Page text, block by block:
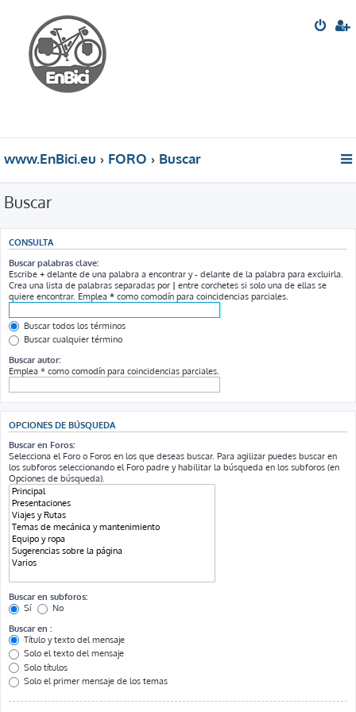
www.EnBici.eu FORO Buscar
Buscar
CONSULTA
Buscar palabras clave:
Escribe + delante de una palabra a encontrar y- delante de la palabra para excluirla.
Crea una lista de palabras separadas por | entre corchetes si solo una de ellas se
quiere encontrar. Emplea * como comodín para coincidencias parciales.
Buscar todos los términos
Buscar cualquier término
Buscar autor:
Emplea * como comodín para coincidencias parciales.
OPCIONES DE BÚSQUEDA
Buscar en Foros:
Selecciona el Foro o Foros en los que deseas buscar. Para agilizar puedes buscar en
los subforos seleccionando el Foro padre y habilitar la búsqueda en los subforos (en
Opciones de búsqueda).
Buscar en subforos:
Sí
No
Buscar en :
Título y texto del mensaje
Solo el texto del mensaje
Solo títulos
Solo el primer mensaje de los temas